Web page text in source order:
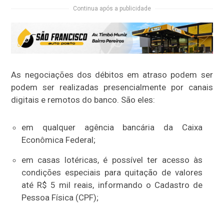
Continua após a publicidade
As negociações dos débitos em atraso podem ser
podem ser realizadas presencialmente por canais
digitais e remotos do banco. São eles:
em qualquer agência bancária da Caixa
Econômica Federal;
em casas lotéricas, é possível ter acesso às
condições especiais para quitação de valores
até R$ 5 mil reais, informando o Cadastro de
Pessoa Física (CPF);